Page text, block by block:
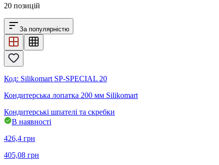
20 позицій
За популярністю
Код: Silikomart SP-SPECIAL 20
Кондитерська лопатка 200 мм Silikomart
Кондитерські шпателі та скребки
В наявності
426,4 грн
405,08 грн